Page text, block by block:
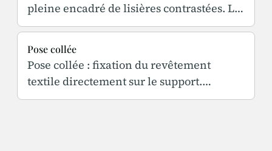
pleine encadré de lisières contrastées. Le
motif intemporel de l'escalier parisien,
sur mesure.
Pose collée
Pose collée : fixation du revêtement
textile directement sur le support.
Préparation, adhésifs, cas d'usage en forte